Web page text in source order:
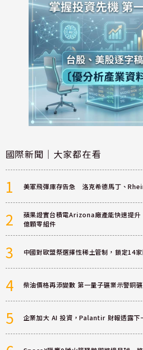
國際新聞｜大家都在看
1 美軍飛彈庫存告急 洛克希德馬丁、
2
蘋果證實台積電Arizona廠產能快速提
億顆零組件
3 中國對歐盟祭選擇性稀土管制，鎖定14
4 柴油價格再添變數 第一量子礦業示警銅
5 企業加大 AI 投資，Palantir 財報透露下